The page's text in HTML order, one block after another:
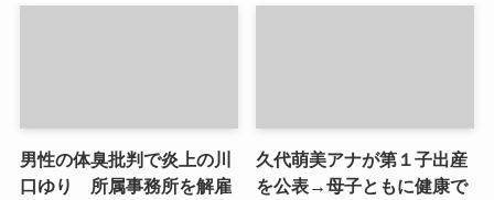
男性の体臭批判で炎上の川
口ゆり 所属事務所を解雇
久代萌美アナが第１子出産
を公表→母子ともに健康で